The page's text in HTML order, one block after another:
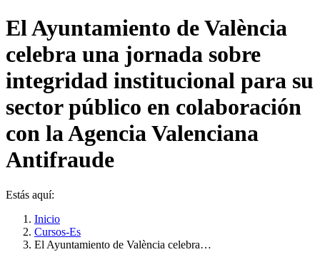
El Ayuntamiento de València
celebra una jornada sobre
integridad institucional para su
sector público en colaboración
con la Agencia Valenciana
Antifraude
Estás aquí:
Inicio
Cursos-Es
El Ayuntamiento de València celebra…